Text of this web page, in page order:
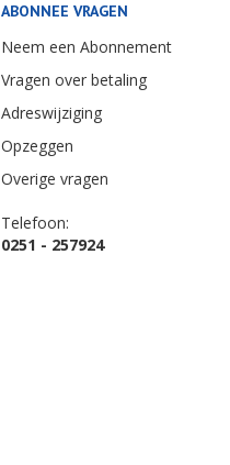
ABONNEE VRAGEN
Neem een Abonnement
Vragen over betaling
Adreswijziging
Opzeggen
Overige vragen
Telefoon:
0251 - 257924